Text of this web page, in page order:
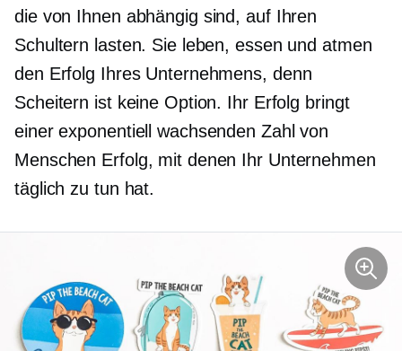
die von Ihnen abhängig sind, auf Ihren
Schultern lasten. Sie leben, essen und atmen
den Erfolg Ihres Unternehmens, denn
Scheitern ist keine Option. Ihr Erfolg bringt
einer exponentiell wachsenden Zahl von
Menschen Erfolg, mit denen Ihr Unternehmen
täglich zu tun hat.